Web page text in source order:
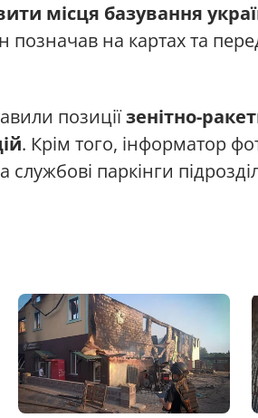
місця базування
позначав на картах та
позиціїзенітно-
. Крім того, інформатор
службові паркінги